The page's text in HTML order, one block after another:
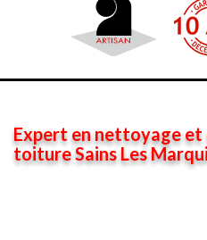
Expert en nettoyage et
toiture Sains Les